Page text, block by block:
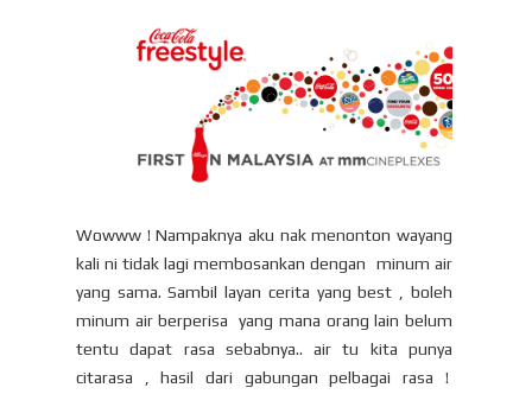
Wowww ! Nampaknya aku nak menonton wayang
kali ni tidak lagi membosankan dengan minum air
yang sama. Sambil layan cerita yang best , boleh
minum air berperisa yang mana orang lain belum
tentu dapat rasa sebabnya.. air tu kita punya
citarasa , hasil dari gabungan pelbagai rasa !